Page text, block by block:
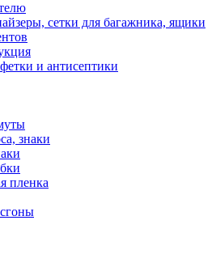
сетки для багажника, ящики
и антисептики
знаки
пленка